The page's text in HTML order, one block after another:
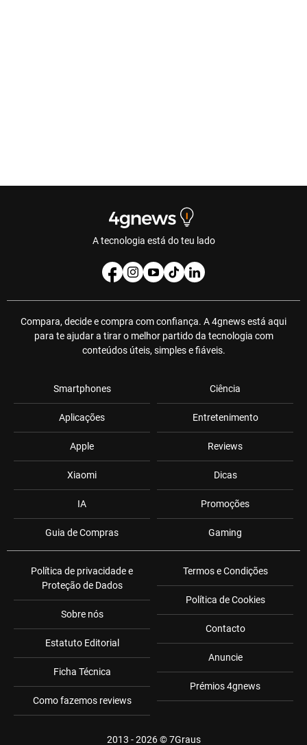
A tecnologia está do teu lado
Compara, decide e compra com confiança. A 4gnews está aqui
para te ajudar a tirar o melhor partido da tecnologia com
conteúdos úteis, simples e fiáveis.
Smartphones
Aplicações
Apple
Xiaomi
IA
Guia de Compras
Ciência
Entretenimento
Reviews
Dicas
Promoções
Gaming
Política de privacidade e
Proteção de Dados
Sobre nós
Estatuto Editorial
Ficha Técnica
Como fazemos reviews
Termos e Condições
Política de Cookies
Contacto
Anuncie
Prémios 4gnews
2013 - 2026 ©7Graus